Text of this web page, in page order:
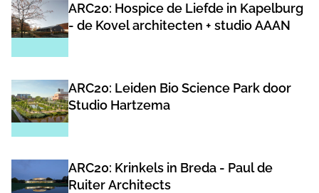
ARC20: Hospice de Liefde in Kapelburg
- de Kovel architecten + studio AAAN
ARC20: Leiden Bio Science Park door
Studio Hartzema
ARC20: Krinkels in Breda - Paul de
Ruiter Architects